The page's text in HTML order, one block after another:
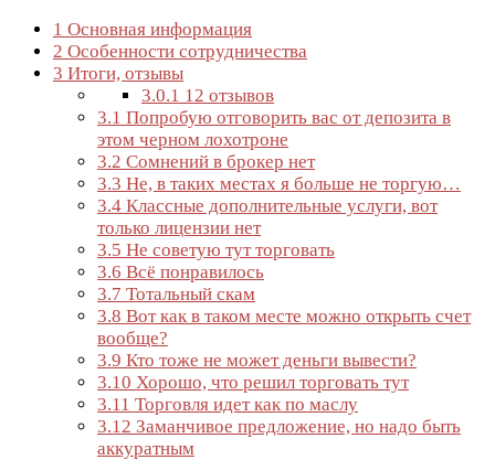
1 Основная информация
2 Особенности сотрудничества
3 Итоги, отзывы
3.0.1 12 отзывов
3.1 Попробую отговорить вас от депозита в
этом черном лохотроне
3.2 Сомнений в брокер нет
3.3 Не, в таких местах я больше не торгую…
3.4 Классные дополнительные услуги, вот
только лицензии нет
3.5 Не советую тут торговать
3.6 Всё понравилось
3.7 Тотальный скам
3.8 Вот как в таком месте можно открыть счет
вообще?
3.9 Кто тоже не может деньги вывести?
3.10 Хорошо, что решил торговать тут
3.11 Торговля идет как по маслу
3.12 Заманчивое предложение, но надо быть
аккуратным